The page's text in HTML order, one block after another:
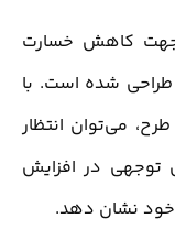
جهت کاهش خسارت
شده است. با
می‌توان انتظار
توجهی در افزایش
نشان دهد.